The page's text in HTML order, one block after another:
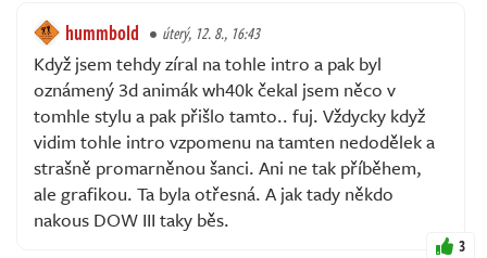
hummbold úterý, 12. 8., 16:43
Když jsem tehdy zíral na tohle intro a pak byl
oznámený 3d animák wh40k čekal jsem něco v
tomhle stylu a pak přišlo tamto.. fuj. Vždycky když
vidim tohle intro vzpomenu na tamten nedodělek a
strašně promarněnou šanci. Ani ne tak příběhem,
ale grafikou. Ta byla otřesná. A jak tady někdo
nakous DOW III taky běs.
3